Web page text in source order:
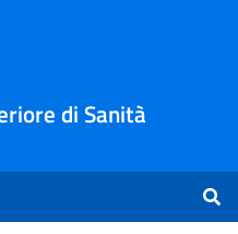
di Sanità